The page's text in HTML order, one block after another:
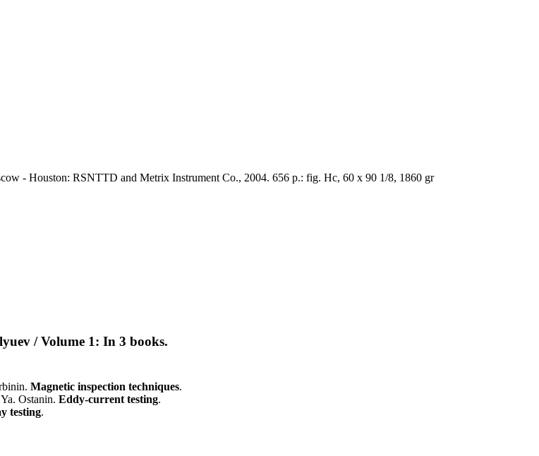
- Houston: RSNTTD and Metrix Instrument Co., 2004. 656 p.: fig. Hc, 60 x 90 1/8, 1860 gr
/ Volume 1: In 3 books.
Magnetic inspection techniques.
Ostanin. Eddy-current testing.
testing.